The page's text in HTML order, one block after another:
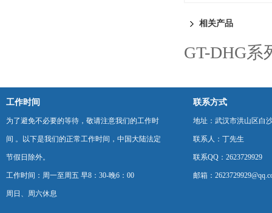
相关产品
GT-DHG系
工作时间
为了避免不必要的等待，敬请注意我们的工作时
间 。以下是我们的正常工作时间，中国大陆法定
节假日除外。
工作时间：周一至周五 早8：30-晚6：00
周日、周六休息
联系方式
地址：武汉市洪山区白
联系人：丁先生
联系QQ：2623729929
邮箱：